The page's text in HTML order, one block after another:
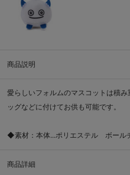
商品説明
愛らしいフォルムのマスコットは積
ッグなどに付けてお供も可能です。
◆素材：本体...ポリエステル ボール
商品詳細